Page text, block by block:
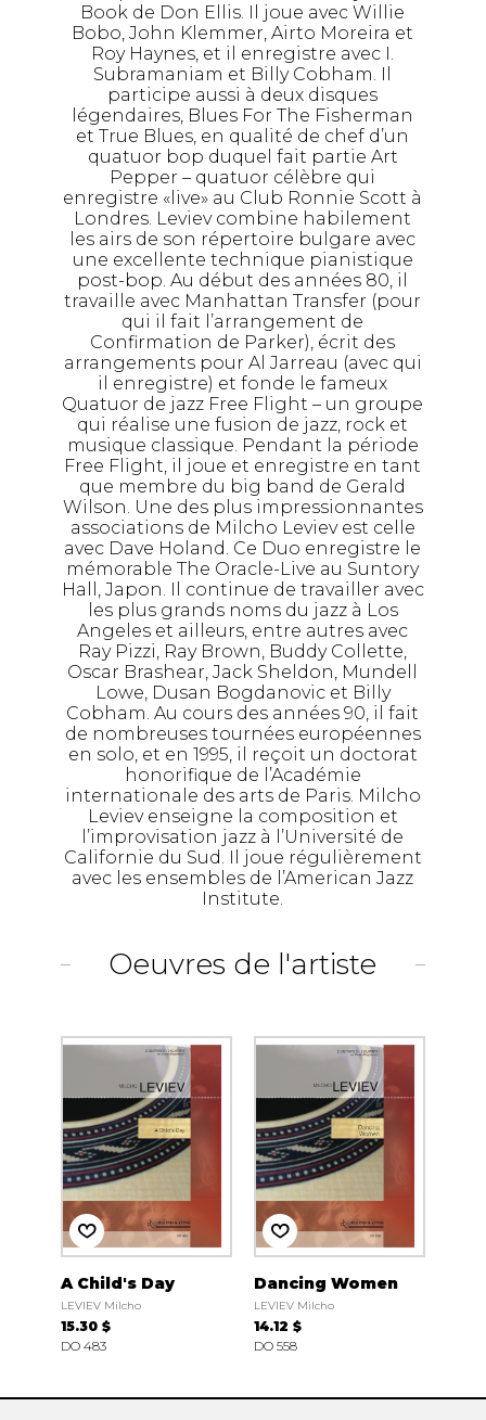
Book de Don Ellis. Il joue avec Willie
Bobo, John Klemmer, Airto Moreira et
Roy Haynes, et il enregistre avec I.
Subramaniam et Billy Cobham. Il
participe aussi à deux disques
légendaires, Blues For The Fisherman
et True Blues, en qualité de chef d’un
quatuor bop duquel fait partie Art
Pepper – quatuor célèbre qui
enregistre «live» au Club Ronnie Scott à
Londres. Leviev combine habilement
les airs de son répertoire bulgare avec
une excellente technique pianistique
post-bop. Au début des années 80, il
travaille avec Manhattan Transfer (pour
qui il fait l’arrangement de
Confirmation de Parker), écrit des
arrangements pour Al Jarreau (avec qui
il enregistre) et fonde le fameux
Quatuor de jazz Free Flight – un groupe
qui réalise une fusion de jazz, rock et
musique classique. Pendant la période
Free Flight, il joue et enregistre en tant
que membre du big band de Gerald
Wilson. Une des plus impressionnantes
associations de Milcho Leviev est celle
avec Dave Holand. Ce Duo enregistre le
mémorable The Oracle-Live au Suntory
Hall, Japon. Il continue de travailler avec
les plus grands noms du jazz à Los
Angeles et ailleurs, entre autres avec
Ray Pizzi, Ray Brown, Buddy Collette,
Oscar Brashear, Jack Sheldon, Mundell
Lowe, Dusan Bogdanovic et Billy
Cobham. Au cours des années 90, il fait
de nombreuses tournées européennes
en solo, et en 1995, il reçoit un doctorat
honorifique de l’Académie
internationale des arts de Paris. Milcho
Leviev enseigne la composition et
l’improvisation jazz à l’Université de
Californie du Sud. Il joue régulièrement
avec les ensembles de l’American Jazz
Institute.
Oeuvres de l'artiste
A Child's Day
LEVIEV Milcho
15.30 $
DO 483
Dancing Women
LEVIEV Milcho
14.12 $
DO 558